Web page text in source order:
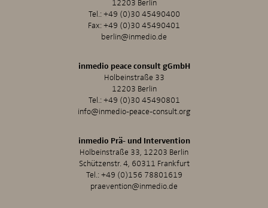
Tel.:+49 (0)30 45490400
Fax: +49 (0)30 45490401
berlin@inmedio.de
inmedio peace consult gGmbH
Holbeinstraße 33
12203 Berlin
Tel.:+49 (0)30 45490801
info@inmedio-peace-consult.org
inmedio Prä- und Intervention
Holbeinstraße 33, 12203 Berlin
Schützenstr. 4, 60311 Frankfurt
Tel.:+49 (0)156 78801619
praevention@inmedio.de